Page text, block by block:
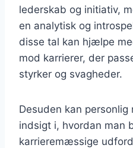
lederskab og initiativ,
en analytisk og
disse tal kan hjælpe
mod karrierer, der
styrker og svagheder.
Desuden kan personlig
indsigt i, hvordan man
karrieremæssige